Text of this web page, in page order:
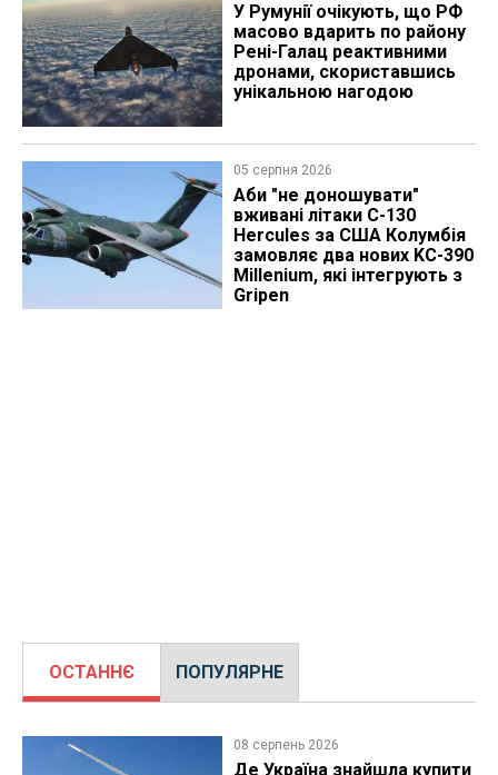
У Румунії очікують, що РФ
масово вдарить по району
Рені-Галац реактивними
дронами, скориставшись
унікальною нагодою
05 серпня 2026
Аби "не доношувати"
вживані літаки C-130
Hercules за США Колумбія
замовляє два нових KC-390
Millenium, які інтегрують з
Gripen
ОСТАННЄ ПОПУЛЯРНЕ
08 серпень 2026
Де Україна знайшла купити